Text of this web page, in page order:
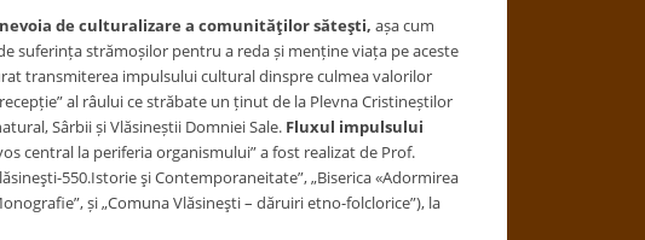
nevoia de culturalizare a comunităţilor săteşti, așa cum
suferința strămoșilor pentru a reda și menține viața pe aceste
transmiterea impulsului cultural dinspre culmea valorilor
al râului ce străbate un ținut de la Plevna Cristineștilor
Sârbii și Vlăsineștii Domniei Sale. Fluxul impulsului
central la periferia organismului” a fost realizat de Prof.
550.Istorie şi Contemporaneitate”, „Biserica «Adormirea
și „Comuna Vlăsineşti – dăruiri etno-folclorice”), la